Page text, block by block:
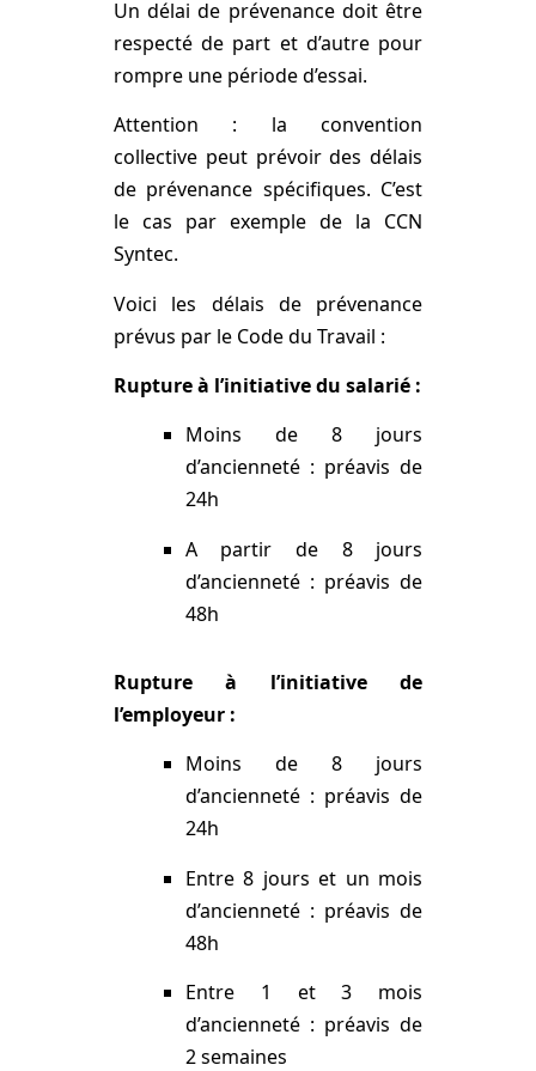
Un délai de prévenance doit être
respecté de part et d’autre pour
rompre une période d’essai.
Attention : la convention
collective peut prévoir des délais
de prévenance spécifiques. C’est
le cas par exemple de la CCN
Syntec.
Voici les délais de prévenance
prévus par le Code du Travail :
Rupture à l’initiative du salarié :
Moins de 8 jours
d’ancienneté : préavis de
24h
A partir de 8 jours
d’ancienneté : préavis de
48h
Rupture à l’initiative de
l’employeur :
Moins de 8 jours
d’ancienneté : préavis de
24h
Entre 8 jours et un mois
d’ancienneté : préavis de
48h
Entre 1 et 3 mois
d’ancienneté : préavis de
2 semaines